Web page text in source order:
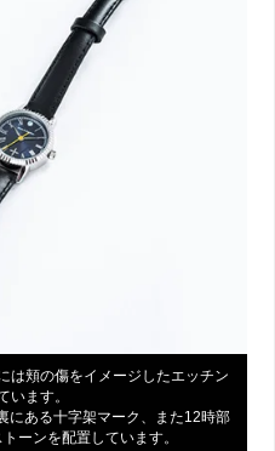
は頬の傷をイメージしたエッチン
います。
にある十字架マーク、また12時部
ーンを配置しています。